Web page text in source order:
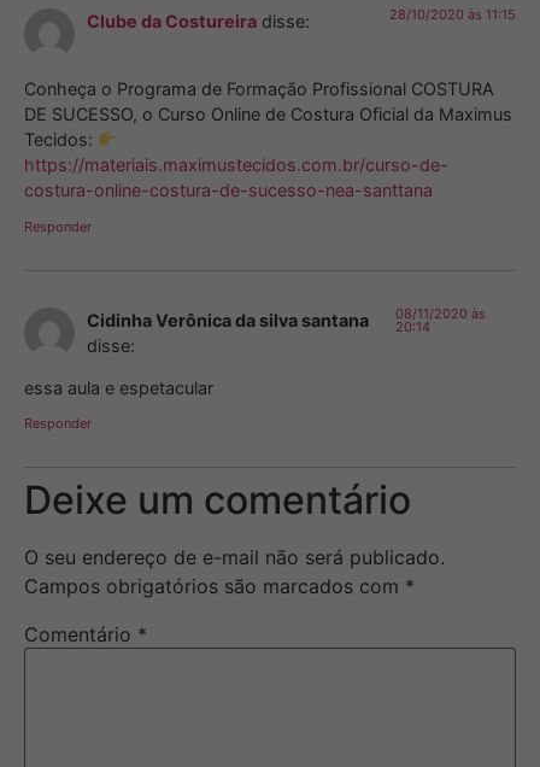
Clube da Costureira disse: 28/10/2020 às 11:15
Conheça o Programa de Formação Profissional COSTURA
DE SUCESSO, o Curso Online de Costura Oficial da Maximus
Tecidos:
https://materiais.maximustecidos.com.br/curso-de-
costura-online-costura-de-sucesso-nea-santtana
Responder
Cidinha Verônica da silva santana
disse:
08/11/2020 às
20:14
essa aula e espetacular
Responder
Deixe um comentário
O seu endereço de e-mail não será publicado.
Campos obrigatórios são marcados com *
Comentário *